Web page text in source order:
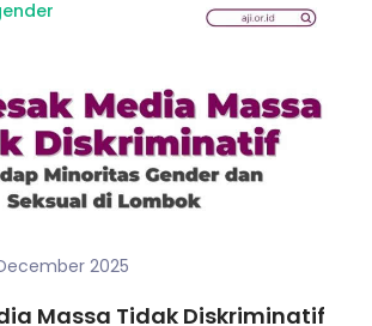
2025
Massa Tidak Diskriminatif